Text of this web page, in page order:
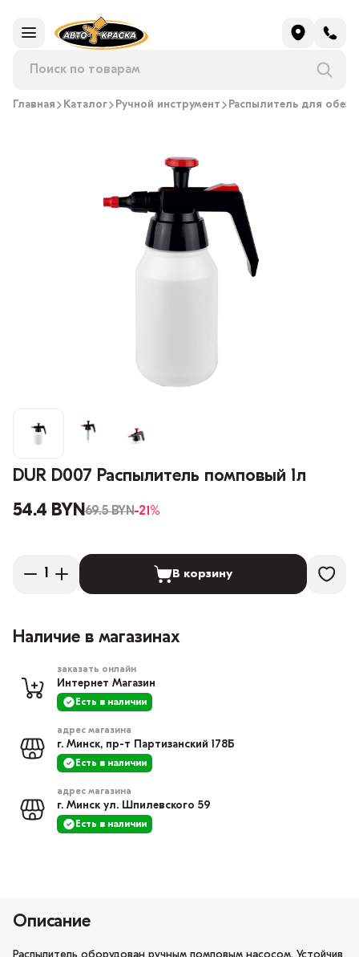
Главная Каталог Ручной инструмент Распылитель для
DUR D007 Распылитель помповый 1л
54.4 BYN69.5 BYN-21%
В корзину
Наличие в магазинах
заказать онлайн
Интернет Магазин
Есть в наличии
адрес магазина
г. Минск, пр-т Партизанский 178Б
Есть в наличии
адрес магазина
г. Минск ул. Шпилевского 59
Есть в наличии
Описание